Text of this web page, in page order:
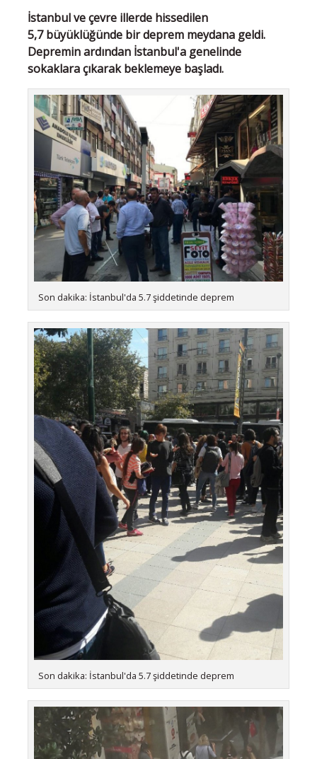
İstanbul ve çevre illerde hissedilen
5,7 büyüklüğünde bir deprem meydana geldi.
Depremin ardından İstanbul'a genelinde
sokaklara çıkarak beklemeye başladı.
Son dakika: İstanbul'da 5.7 şiddetinde deprem
Son dakika: İstanbul'da 5.7 şiddetinde deprem